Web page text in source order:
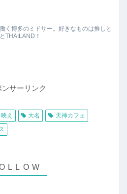
く博多のミドサー。好きなものは推しと
THAILAND！
ンサーリンク
え 大名
天神カフェ